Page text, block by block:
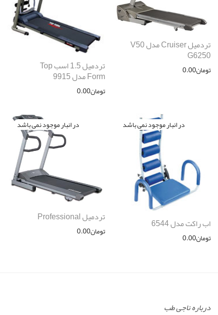
تردمیل Cruiser مدل V50
G6250
تومان0.00 تردمیل 1.5 اسب Top
Form مدل 9915
تومان0.00
اب راکت مدل 6544
تومان0.00
تردمیل Professional
تومان0.00
درباره ناجی طب